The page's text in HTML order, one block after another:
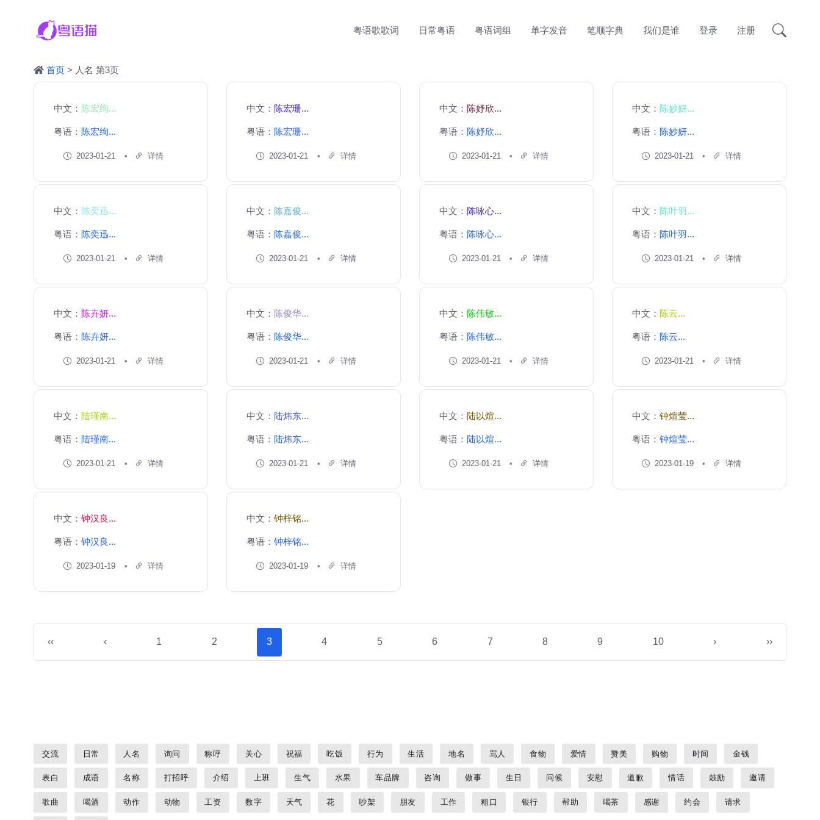
粤语歌歌词 日常粤语 粤语词组 单字发音 笔顺字典 我们是谁 登录 注册
首页 > 人名 第3页
中文： 陈宏绚...
粤语： 陈宏绚...
2023-01-21 详情
中文： 陈宏珊...
粤语： 陈宏珊...
2023-01-21 详情
中文： 陈妤欣...
粤语： 陈妤欣...
2023-01-21 详情
中文： 陈妙妍...
粤语： 陈妙妍...
2023-01-21 详情
中文： 陈奕迅...
粤语： 陈奕迅...
2023-01-21 详情
中文： 陈嘉俊...
粤语： 陈嘉俊...
2023-01-21 详情
中文： 陈咏心...
粤语： 陈咏心...
2023-01-21 详情
中文： 陈叶羽...
粤语： 陈叶羽...
2023-01-21 详情
中文： 陈卉妍...
粤语： 陈卉妍...
2023-01-21 详情
中文： 陈俊华...
粤语： 陈俊华...
2023-01-21 详情
中文： 陈伟敏...
粤语： 陈伟敏...
2023-01-21 详情
中文： 陈云...
粤语： 陈云...
2023-01-21 详情
中文： 陆瑾南...
粤语： 陆瑾南...
2023-01-21 详情
中文： 陆炜东...
粤语： 陆炜东...
2023-01-21 详情
中文： 陆以煊...
粤语： 陆以煊...
2023-01-21 详情
中文： 钟煊莹...
粤语： 钟煊莹...
2023-01-19 详情
中文：钟汉良...
粤语：钟汉良...
2023-01-19 详情
中文：钟梓铭...
粤语：钟梓铭...
2023-01-19 详情
‹‹ ‹ 1 2 3 4 5 6 7 8 9 10 › ››
交流 日常 人名 询问 称呼 关心 祝福 吃饭 行为 生活 地名 骂人 食物 爱情 赞美 购物 时间 金钱
表白 成语 名称 打招呼 介绍 上班 生气 水果 车品牌 咨询 做事 生日 问候 安慰 道歉 情话 鼓励 邀请
歌曲 喝酒 动作 动物 工资 数字 天气 花 吵架 朋友 工作 粗口 银行 帮助 喝茶 感谢 约会 请求